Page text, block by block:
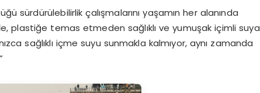
sürdürülebilirlik çalışmalarını yaşamın her alanında
plastiğe temas etmeden sağlıklı ve yumuşak içimli suya
sağlıklı içme suyu sunmakla kalmıyor, aynı zamanda